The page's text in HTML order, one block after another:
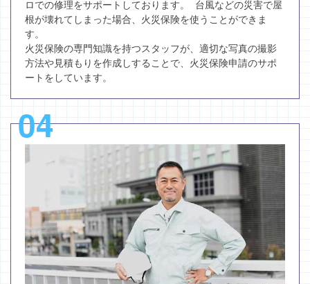
ロでの修理をサポートしております。 台風などの災害で屋
根が壊れてしまった場合、火災保険を使うことができま
す。
火災保険の専門知識を持つスタッフが、適切な写真の撮影
方法や見積もりを作成しすることで、火災保険申請のサポ
ートをしています。
04